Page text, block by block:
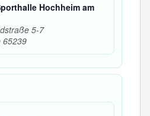
Hochheim am
5-7
65239